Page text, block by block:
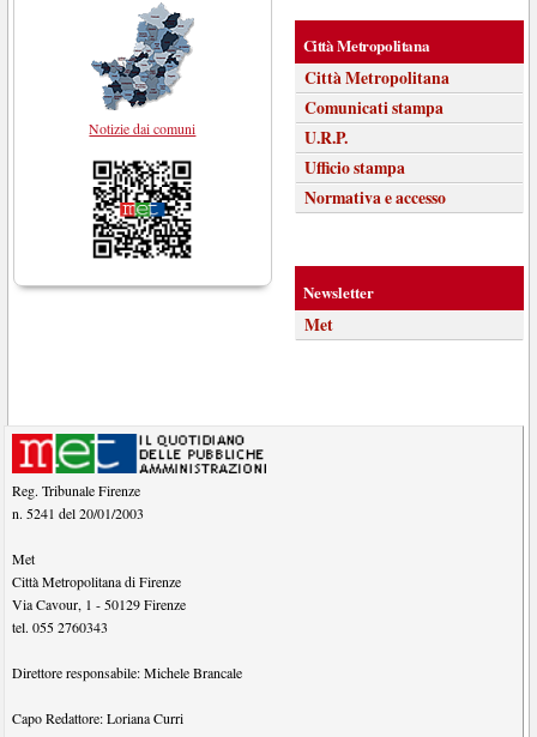
Notizie dai comuni
Città Metropolitana
Città Metropolitana
Comunicati stampa
U.R.P.
Ufficio stampa
Normativa e accesso
Newsletter
Met
Reg. Tribunale Firenze
n. 5241 del 20/01/2003
Met
Città Metropolitana di Firenze
Via Cavour, 1 -50129 Firenze
tel.055 2760343
Direttore responsabile:Michele Brancale
Capo Redattore:Loriana Curri